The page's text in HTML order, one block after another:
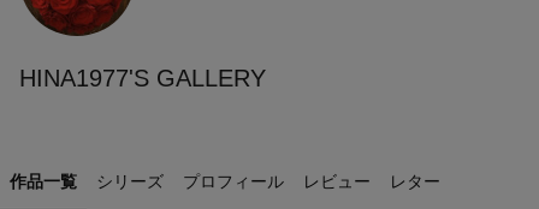
HINA1977'S GALLERY
作品一覧 シリーズ プロフィール レビュー レター